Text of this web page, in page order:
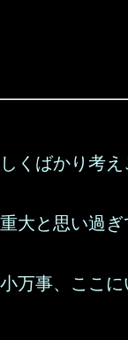
くばかり考
大と思い過
万事、ここ